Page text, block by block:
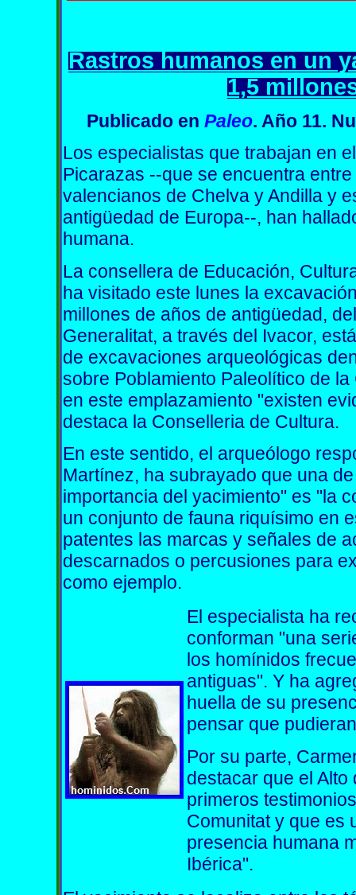
Rastros humanos en un
1,5
Publicado en Paleo. Año 11.
Los especialistas que trabajan en
Picarazas --que se encuentra
valencianos de Chelva y Andilla y
antigüedad de Europa--, han
humana.
La consellera de Educación,
ha visitado este lunes la
millones de años de antigüedad,
Generalitat, a través del Ivacor,
de excavaciones arqueológicas
sobre Poblamiento Paleolítico de
en este emplazamiento "existen
destaca la Conselleria de Cultura.
En este sentido, el arqueólogo
Martínez, ha subrayado que una
importancia del yacimiento" es "la
un conjunto de fauna riquísimo en
patentes las marcas y señales de
descarnados o percusiones para
como ejemplo.
El especialista ha
conforman "una
los homínidos
antiguas". Y ha
huella de su
pensar que
Por su parte,
destacar que el
primeros
Comunitat y que es
presencia humana
Ibérica".